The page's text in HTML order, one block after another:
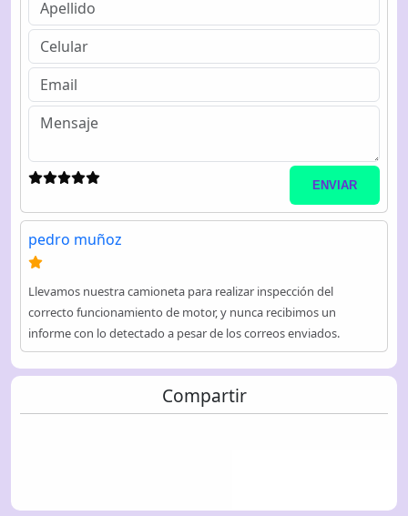
ENVIAR
pedro muñoz
Llevamos nuestra camioneta para realizar inspección del
correcto funcionamiento de motor, y nunca recibimos un
informe con lo detectado a pesar de los correos enviados.
Compartir